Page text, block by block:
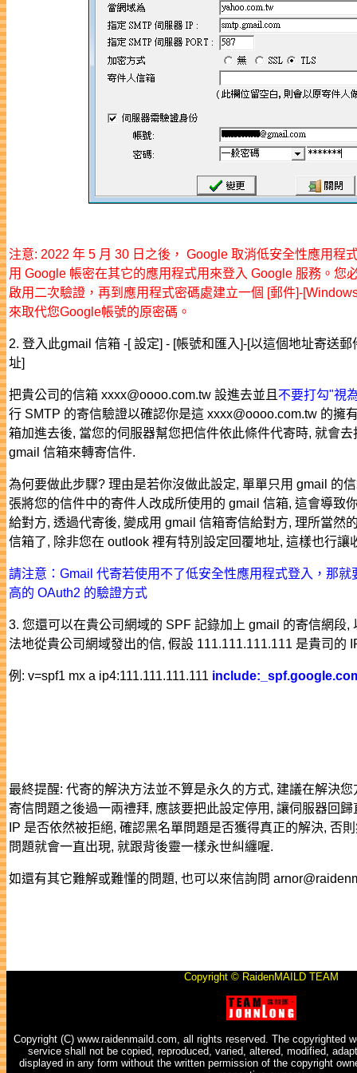
注意: 2022 年 5 月 30 日之後， Google 取消低安全性應用程
用 Google 帳密在其它的應用程式用來登入 Google 服務。您
啟用二次驗證，再到應用程式密碼處建立一個 [郵件]-
來取代您Google帳號的原密碼。
2. 登入此gmail 信箱 -[ 設定] - [帳號和匯入]-[以這個地址寄送
址]
把貴公司的信箱 xxxx@oooo.com.tw 設進去並且不要打勾"視
行 SMTP 的寄信驗證以確認你是這 xxxx@oooo.com.tw 的擁
箱加進去後, 當您的伺服器幫您把信件依此條件代寄時, 就會
gmail 信箱來轉寄信件.
為何要做此步驟? 理由是若你沒做此設定, 單單只用 gmail 的
張將您的信件中的寄件人改成所使用的 gmail 信箱, 這會導致
給對方, 透過代寄後, 變成用 gmail 信箱寄信給對方, 理所當然
信箱了, 除非您在 outlook 裡有特別設定回覆地址, 這樣也行讓
請注意：Gmail 代寄若使用不了低安全性應用程式登入，那
高的 OAuth2 的驗證方式
3. 您還可以在貴公司網域的 SPF 記錄加上 gmail 的寄信網段,
法地從貴公司網域發出的信, 假設 111.111.111.111 是貴司的
例: v=spf1 mx a ip4:111.111.111.111
最終提醒: 代寄的解決方法並不算是永久的方式, 建議在解決
寄信問題之後過一兩禮拜, 應該要把此設定停用, 讓伺服器回
IP 是否依然被拒絕, 確認黑名單問題是否獲得真正的解決, 否
問題就會一直出現, 就跟背後靈一樣永世糾纏喔.
如還有其它難解或難懂的問題, 也可以來信詢問
Copyright © RaidenMAILD TEAM
Copyright (C) www.raidenmaild.com, all rights reserved. The copyrighted
service shall not be copied, reproduced, varied, altered, modified,
displayed in any form without the written permission of the copyright